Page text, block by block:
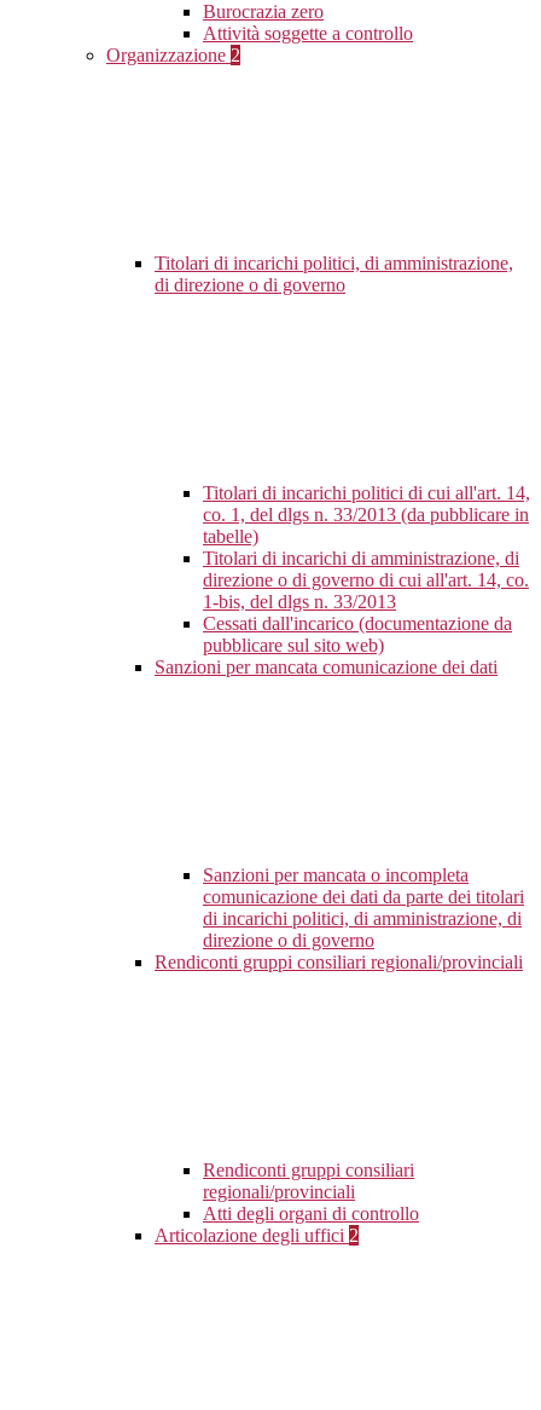
Burocrazia zero
Attività soggette a controllo
Organizzazione 2
Titolari di incarichi politici, di amministrazione,
di direzione o di governo
Titolari di incarichi politici di cui all'art. 14,
co. 1, del dlgs n. 33/2013 (da pubblicare in
tabelle)
Titolari di incarichi di amministrazione, di
direzione o di governo di cui all'art. 14, co.
1-bis, del dlgs n. 33/2013
Cessati dall'incarico (documentazione da
pubblicare sul sito web)
Sanzioni per mancata comunicazione dei dati
Sanzioni per mancata o incompleta
comunicazione dei dati da parte dei titolari
di incarichi politici, di amministrazione, di
direzione o di governo
Rendiconti gruppi consiliari regionali/provinciali
Rendiconti gruppi consiliari
regionali/provinciali
Atti degli organi di controllo
Articolazione degli uffici 2